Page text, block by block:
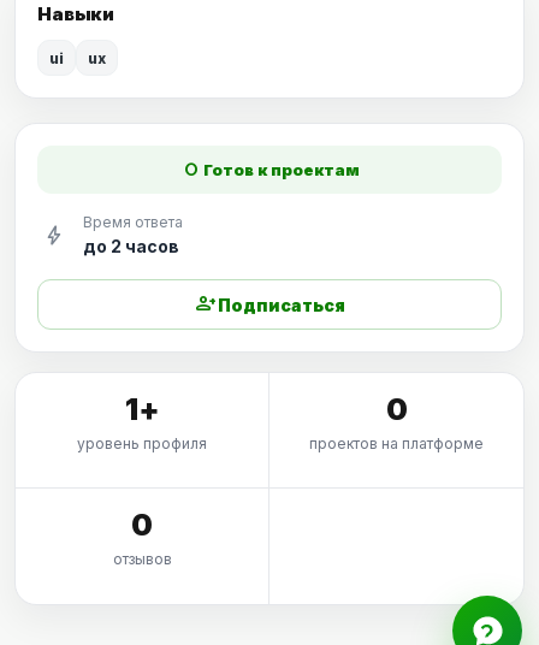
Навыки
ui ux
fiber_manual_record Готов к проектам
bolt Время ответа
до 2 часов
person_addПодписаться
1+
уровень профиля
0
проектов на платформе
0
отзывов